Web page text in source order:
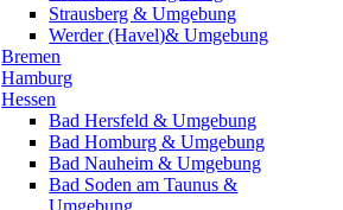
Strausberg & Umgebung
Werder (Havel)& Umgebung
Bremen
Hamburg
Hessen
Bad Hersfeld & Umgebung
Bad Homburg & Umgebung
Bad Nauheim & Umgebung
Bad Soden am Taunus &
Umgebung